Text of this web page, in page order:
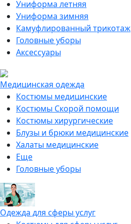
Униформа летняя
Униформа зимняя
Камуфлированный трикотаж
Головные уборы
Аксессуары
Медицинская одежда
Костюмы медицинские
Костюмы Скорой помощи
Костюмы хирургические
Блузы и брюки медицинские
Халаты медицинские
Еще
Головные уборы
Одежда для сферы услуг